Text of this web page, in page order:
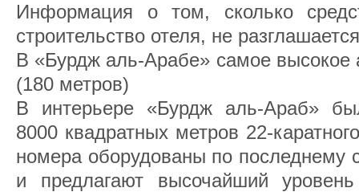
Информация о том, сколько
строительство отеля, не
В «Бурдж аль-Арабе» самое высокое
(180 метров)
В интерьере «Бурдж аль-Араб»
8000 квадратных метров 22-
номера оборудованы по последнему
и предлагают высочайший